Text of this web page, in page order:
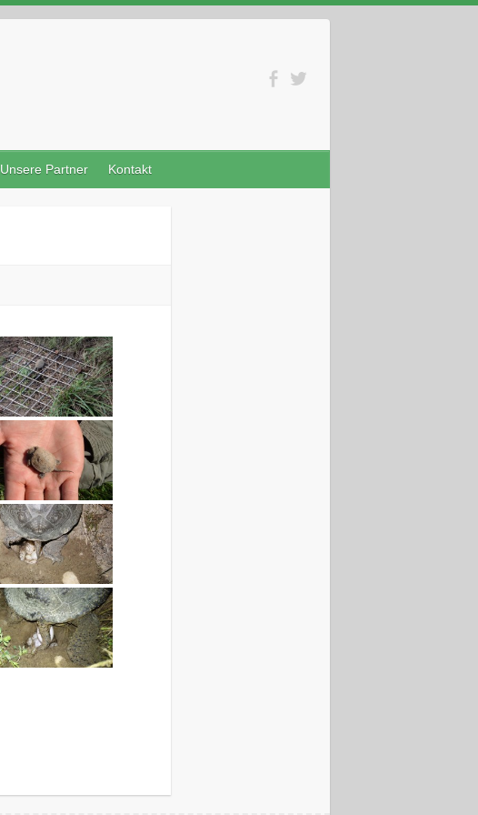
Unsere Partner Kontakt